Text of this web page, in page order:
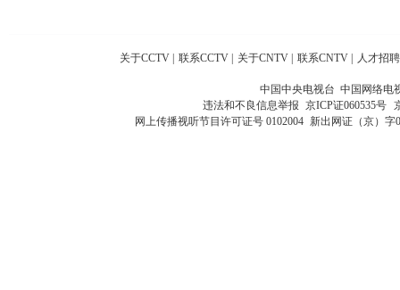
关于CCTV 联系CCTV 关于CNTV 联系CNTV 人才招聘
中国中央电视台 中国网络电
违法和不良信息举报 京ICP证060535号
网上传播视听节目许可证号 0102004 新出网证（京）